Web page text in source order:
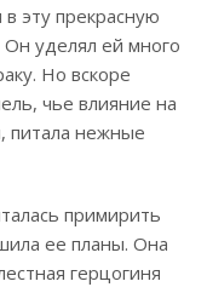
эту прекрасную
уделял ей много
Но вскоре
чье влияние на
питала нежные
примирить
ее планы. Она
герцогиня